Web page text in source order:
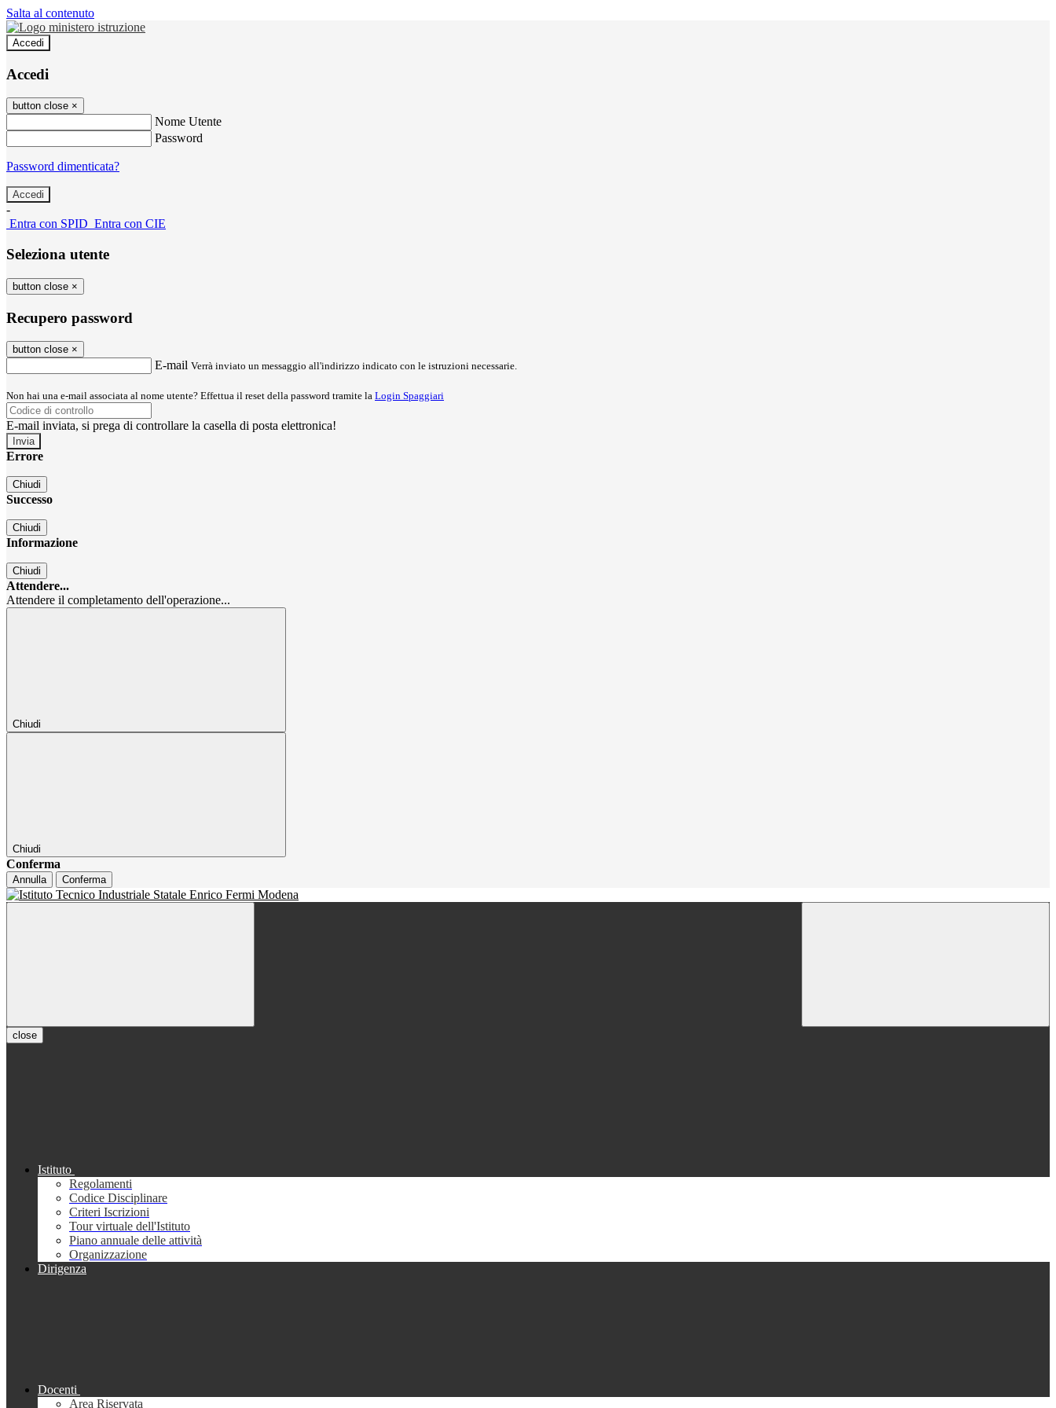
Salta al contenuto
Accedi
Accedi
button close ×
Nome Utente
Password
Password dimenticata?
-
Entra con SPID Entra con CIE
Seleziona utente
button close ×
Recupero password
button close ×
E-mail Verrà inviato un messaggio all'indirizzo indicato con le istruzioni necessarie.
Non hai una e-mail associata al nome utente? Effettua il reset della password tramite la Login Spaggiari
E-mail inviata, si prega di controllare la casella di posta elettronica!
Errore
Chiudi
Successo
Chiudi
Informazione
Chiudi
Attendere...
Attendere il completamento dell'operazione...
Chiudi
Chiudi
Conferma
Annulla Conferma
close
Istituto
Regolamenti
Codice Disciplinare
Criteri Iscrizioni
Tour virtuale dell'Istituto
Piano annuale delle attività
Organizzazione
Dirigenza
Docenti
Area Riservata